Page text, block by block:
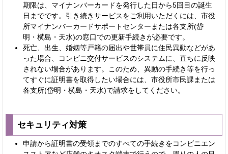
期限は、マイナンバーカードを発行した日から5回目の誕生
日までです。引き続きサービスをご利用いただくには、市役
所マイナンバーカードサポートセンターまたは各支所(岱
明・横島・天水)の窓口での更新手続きが必要です。
死亡、出生、婚姻等戸籍の届出や世帯員に住民異動などがあ
った場合、コンビニ交付サービスのシステムに、直ちに反映
されない場合があります。このため、異動の手続き等を行っ
てすぐに証明書を取得したい場合には、市役所市民課または
各支所(岱明・横島・天水)で請求をしてください。
セキュリティ対策
申請から証明書の受領までのすべての手続きをコンビニエン